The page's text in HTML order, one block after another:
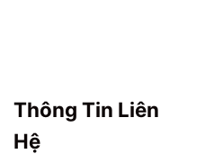
Thông Tin Liên
Hệ